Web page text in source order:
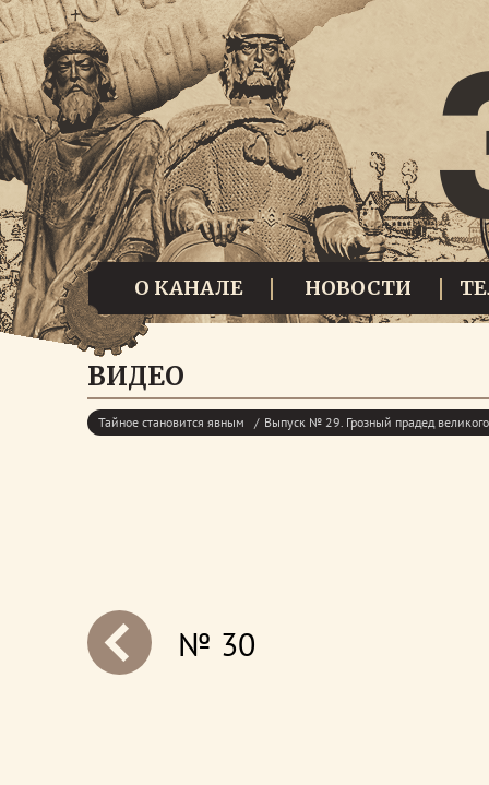
О КАНАЛЕ НОВОСТИ
ВИДЕО
Тайное становится явным Выпуск № 29. Грозный прадед
№ 30